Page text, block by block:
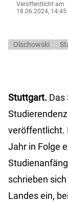
Veröffentlicht am
18.06.2024, 14:45
Olschowski
Stuttgart. Das
veröffentlicht.
Jahr in Folge
schrieben
Landes ein,